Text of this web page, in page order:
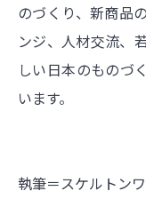
のづくり、新商品
ンジ、人材交流、
しい日本のものづ
います。
執筆＝スケルトン